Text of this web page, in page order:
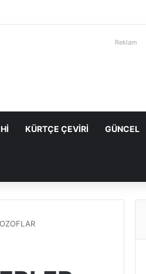
Reklam
KÜRTÇE ÇEVIRI GÜNCEL